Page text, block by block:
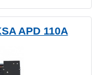
APD 110A